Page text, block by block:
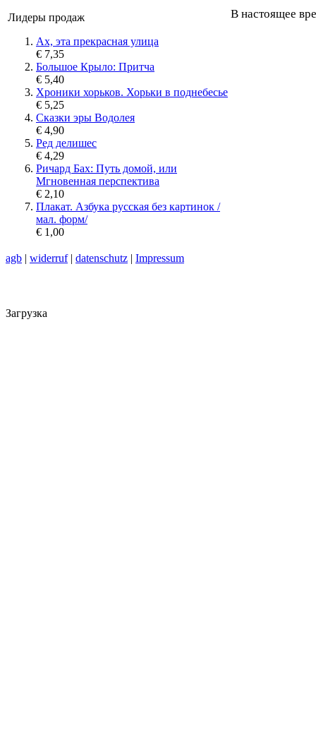
Лидеры продаж
Ах, эта прекрасная улица
€ 7,35
Большое Крыло: Притча
€ 5,40
Хроники хорьков. Хорьки в поднебесье
€ 5,25
Сказки эры Водолея
€ 4,90
Ред делишес
€ 4,29
Ричард Бах: Путь домой, или
Мгновенная перспектива
€ 2,10
Плакат. Азбука русская без картинок /
мал. форм/
€ 1,00
В настоящее
agb | widerruf| datenschutz | Impressum
Загрузка